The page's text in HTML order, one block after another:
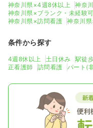
神奈川県×4週8休以上 神奈
神奈川県×ブランク・未経験可
神奈川県×訪問看護
神奈川
条件から探す
4週8休以上 土日休み 駅徒
正看護師
訪問看護 パート(